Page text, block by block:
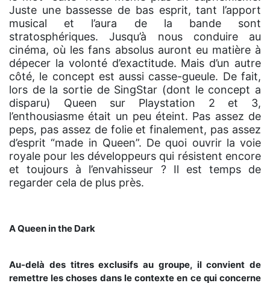
Juste une bassesse de bas esprit, tant l’apport
musical et l’aura de la bande sont
stratosphériques. Jusqu’à nous conduire au
cinéma, où les fans absolus auront eu matière à
dépecer la volonté d’exactitude. Mais d’un autre
côté, le concept est aussi casse-gueule. De fait,
lors de la sortie de SingStar (dont le concept a
disparu) Queen sur Playstation 2 et 3,
l’enthousiasme était un peu éteint. Pas assez de
peps, pas assez de folie et finalement, pas assez
d’esprit “made in Queen”. De quoi ouvrir la voie
royale pour les développeurs qui résistent encore
et toujours à l’envahisseur ? Il est temps de
regarder cela de plus près.
A Queen in the Dark
Au-delà des titres exclusifs au groupe, il convient de
remettre les choses dans le contexte en ce qui concerne